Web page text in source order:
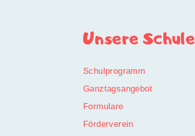
Unsere Schule
Schulprogramm
Ganztagsangebot
Formulare
Förderverein